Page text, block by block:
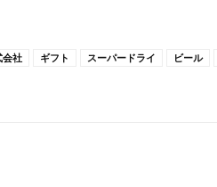
会社 ギフト スーパードライ ビール